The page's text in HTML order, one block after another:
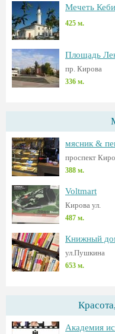
Мечеть
425 м.
Площадь
пр. Кирова
336 м.
мясник &
проспект
388 м.
Voltmart
Кирова ул.
487 м.
Книжный
ул.Пушкина
653 м.
Академия